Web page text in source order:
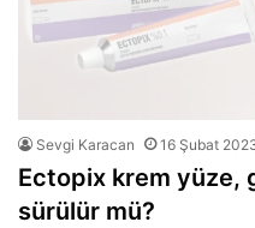
Sevgi Karacan 16 Şubat
Ectopix krem yüze,
sürülür mü?